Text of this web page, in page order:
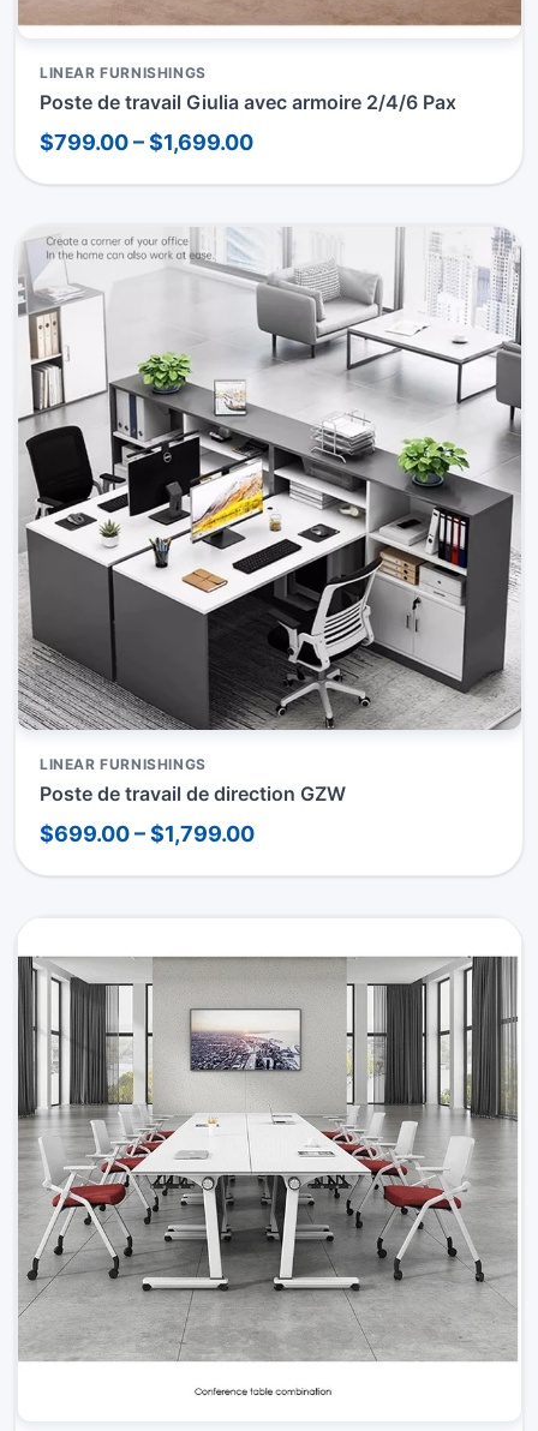
LINEAR FURNISHINGS
Poste de travail Giulia avec armoire 2/4/6 Pax
$799.00 – $1,699.00
LINEAR FURNISHINGS
Poste de travail de direction GZW
$699.00 – $1,799.00